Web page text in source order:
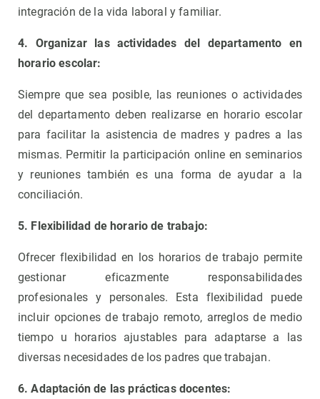
integración de la vida laboral y familiar.
4. Organizar las actividades del departamento en
horario escolar:
Siempre que sea posible, las reuniones o actividades
del departamento deben realizarse en horario escolar
para facilitar la asistencia de madres y padres a las
mismas. Permitir la participación online en seminarios
y reuniones también es una forma de ayudar a la
conciliación.
5. Flexibilidad de horario de trabajo:
Ofrecer flexibilidad en los horarios de trabajo permite
gestionar eficazmente responsabilidades
profesionales y personales. Esta flexibilidad puede
incluir opciones de trabajo remoto, arreglos de medio
tiempo u horarios ajustables para adaptarse a las
diversas necesidades de los padres que trabajan.
6. Adaptación de las prácticas docentes: